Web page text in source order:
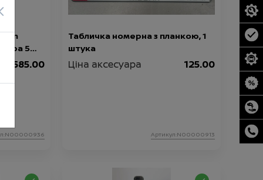
5
585.00
Табличка номерна з планкою, 1
штука
Ціна аксесуара 125.00
Артикул:N00000913